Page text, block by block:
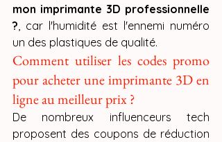
mon imprimante 3D professionnelle
? , car l'humidité est l'ennemi numéro
un des plastiques de qualité.
Comment utiliser les codes promo
pour acheter une imprimante 3D en
ligne au meilleur prix ?
De nombreux influenceurs tech
proposent des coupons de réduction